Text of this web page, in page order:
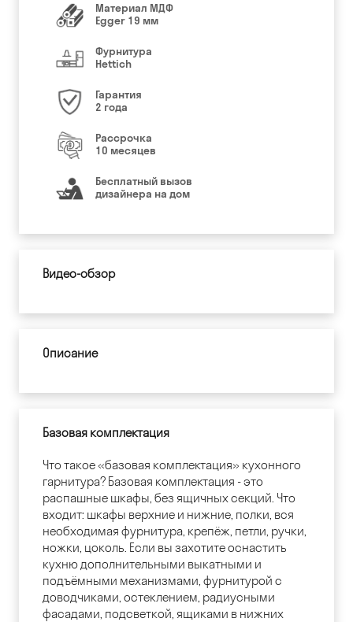
Материал МДФ
Egger 19 мм
Фурнитура
Hettich
Гарантия
2 года
Рассрочка
10 месяцев
Бесплатный вызов
дизайнера на дом
Видео-обзор
Описание
Базовая комплектация
Что такое «базовая комплектация» кухонного
гарнитура? Базовая комплектация - это
распашные шкафы, без ящичных секций. Что
входит: шкафы верхние и нижние, полки, вся
необходимая фурнитура, крепёж, петли, ручки,
ножки, цоколь. Если вы захотите оснастить
кухню дополнительными выкатными и
подъёмными механизмами, фурнитурой с
доводчиками, остеклением, радиусными
фасадами, подсветкой, ящиками в нижних